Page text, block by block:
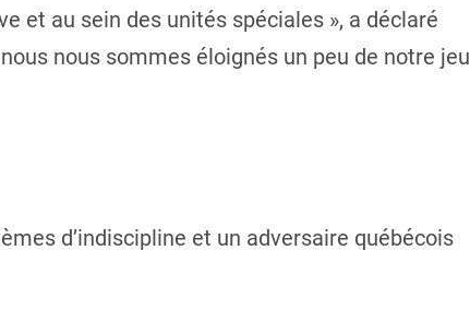
et au sein des unités spéciales », a déclaré
nous sommes éloignés un peu de notre jeu
d’indiscipline et un adversaire québécois